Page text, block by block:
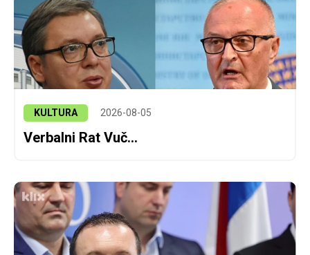
KULTURA 2026-08-05
Verbalni Rat Vuč...